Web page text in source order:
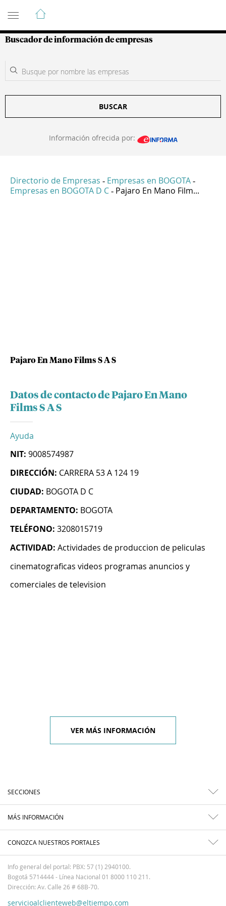
Guía de Empresas Colombianas
Buscador de información de empresas
BUSCAR
Información ofrecida por:
Directorio de Empresas - Empresas en BOGOTA -
Empresas en BOGOTA D C - Pajaro En Mano Film...
Pajaro En Mano Films S A S
Datos de contacto de Pajaro En Mano
Films S A S
Ayuda
NIT: 9008574987
DIRECCIÓN: CARRERA 53 A 124 19
CIUDAD: BOGOTA D C
DEPARTAMENTO: BOGOTA
TELÉFONO: 3208015719
ACTIVIDAD: Actividades de produccion de peliculas
cinematograficas videos programas anuncios y
comerciales de television
VER MÁS INFORMACIÓN
SECCIONES
MÁS INFORMACIÓN
CONOZCA NUESTROS PORTALES
Info general del portal: PBX: 57 (1) 2940100.
Bogotá 5714444 - Línea Nacional 01 8000 110 211.
Dirección: Av. Calle 26 # 68B-70.
servicioalclienteweb@eltiempo.com